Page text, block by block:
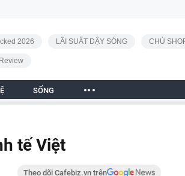
2026 LÃI SUẤT DẬY SÓNG CHỦ
SỐNG
tế Việt
Theo dõi Cafebiz.vn trên